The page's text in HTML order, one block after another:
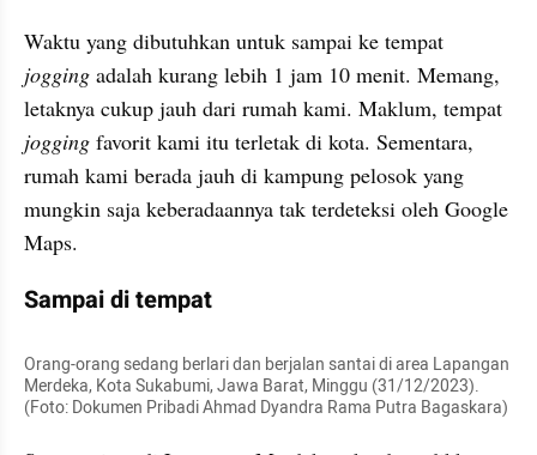
jogging adalah kurang lebih 1 jam 10 menit. Memang,
jogging favorit kami itu terletak di kota. Sementara,
rumah kami berada jauh di kampung pelosok yang
mungkin saja keberadaannya tak terdeteksi oleh Google
Maps.
Sampai di tempat
Orang-orang sedang berlari dan berjalan santai di area Lapangan
Merdeka, Kota Sukabumi, Jawa Barat, Minggu (31/12/2023).
(Foto: Dokumen Pribadi Ahmad Dyandra Rama Putra Bagaskara)